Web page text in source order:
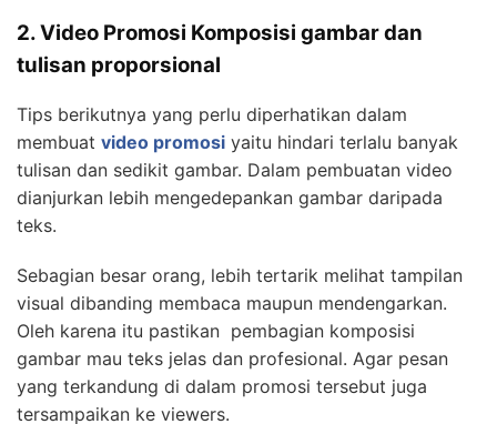
2. Video Promosi Komposisi gambar dan
tulisan proporsional
Tips berikutnya yang perlu diperhatikan dalam
membuat video promosi yaitu hindari terlalu banyak
tulisan dan sedikit gambar. Dalam pembuatan video
dianjurkan lebih mengedepankan gambar daripada
teks.
Sebagian besar orang, lebih tertarik melihat tampilan
visual dibanding membaca maupun mendengarkan.
Oleh karena itu pastikan pembagian komposisi
gambar mau teks jelas dan profesional. Agar pesan
yang terkandung di dalam promosi tersebut juga
tersampaikan ke viewers.